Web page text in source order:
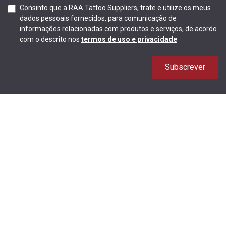
Consinto que a RAA Tattoo Suppliers, trate e utilize os meus
dados pessoais fornecidos, para comunicação de
informações relacionadas com produtos e serviços, de acordo
com o descrito nos termos de uso e privacidade
Subscrever